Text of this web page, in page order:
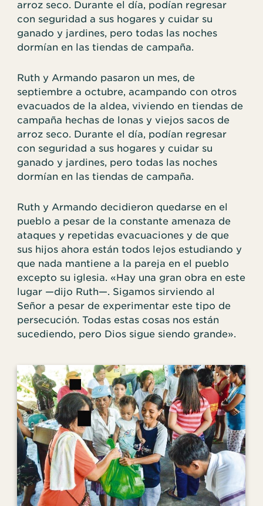
arroz seco. Durante el día, podían regresar
con seguridad a sus hogares y cuidar su
ganado y jardines, pero todas las noches
dormían en las tiendas de campaña.
Ruth y Armando pasaron un mes, de
septiembre a octubre, acampando con otros
evacuados de la aldea, viviendo en tiendas de
campaña hechas de lonas y viejos sacos de
arroz seco. Durante el día, podían regresar
con seguridad a sus hogares y cuidar su
ganado y jardines, pero todas las noches
dormían en las tiendas de campaña.
Ruth y Armando decidieron quedarse en el
pueblo a pesar de la constante amenaza de
ataques y repetidas evacuaciones y de que
sus hijos ahora están todos lejos estudiando y
que nada mantiene a la pareja en el pueblo
excepto su iglesia. «Hay una gran obra en este
lugar —dijo Ruth—. Sigamos sirviendo al
Señor a pesar de experimentar este tipo de
persecución. Todas estas cosas nos están
sucediendo, pero Dios sigue siendo grande».